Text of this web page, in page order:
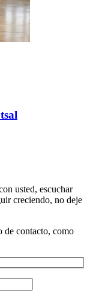
usted, escuchar
creciendo, no deje
de contacto, como